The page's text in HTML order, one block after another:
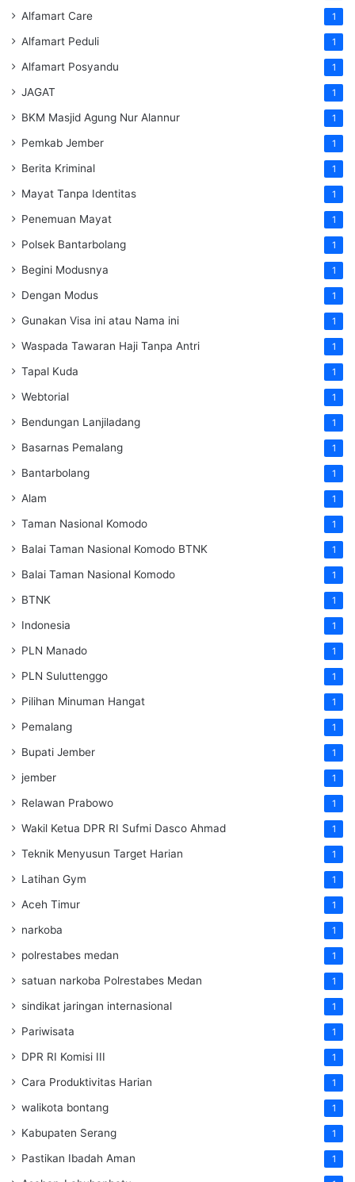
Alfamart Care 1
Alfamart Peduli 1
Alfamart Posyandu 1
JAGAT 1
BKM Masjid Agung Nur Alannur 1
Pemkab Jember 1
Berita Kriminal 1
Mayat Tanpa Identitas 1
Penemuan Mayat 1
Polsek Bantarbolang 1
Begini Modusnya 1
Dengan Modus 1
Gunakan Visa ini atau Nama ini 1
Waspada Tawaran Haji Tanpa Antri 1
Tapal Kuda 1
Webtorial 1
Bendungan Lanjiladang 1
Basarnas Pemalang 1
Bantarbolang 1
Alam 1
Taman Nasional Komodo 1
Balai Taman Nasional Komodo BTNK 1
Balai Taman Nasional Komodo 1
BTNK 1
Indonesia 1
PLN Manado 1
PLN Suluttenggo 1
Pilihan Minuman Hangat 1
Pemalang 1
Bupati Jember 1
jember 1
Relawan Prabowo 1
Wakil Ketua DPR RI Sufmi Dasco Ahmad 1
Teknik Menyusun Target Harian 1
Latihan Gym 1
Aceh Timur 1
narkoba 1
polrestabes medan 1
satuan narkoba Polrestabes Medan 1
sindikat jaringan internasional 1
Pariwisata 1
DPR RI Komisi III 1
Cara Produktivitas Harian 1
walikota bontang 1
Kabupaten Serang 1
Pastikan Ibadah Aman 1